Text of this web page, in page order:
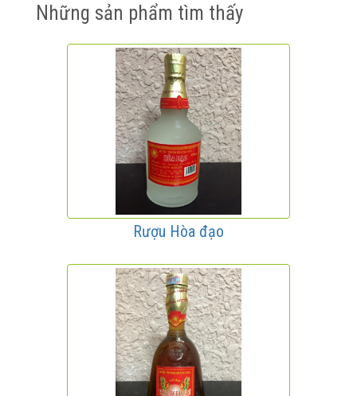
Những sản phẩm tìm thấy
Rượu Hòa đạo